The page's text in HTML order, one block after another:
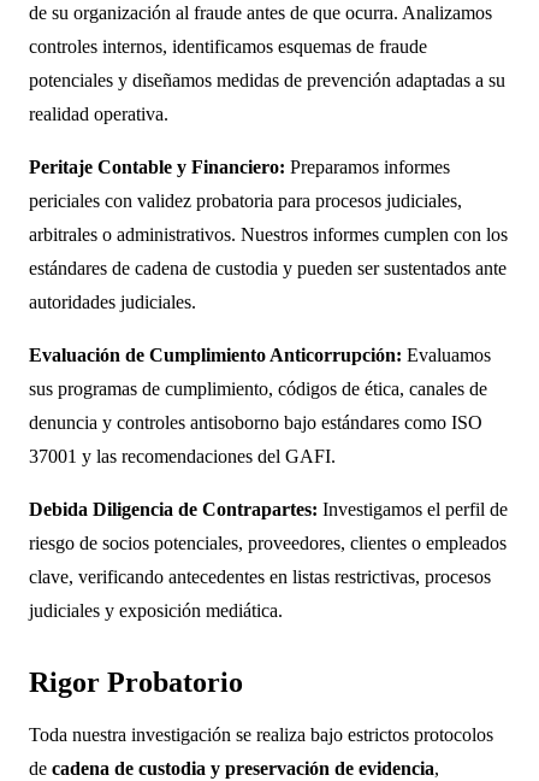
de su organización al fraude antes de que ocurra. Analizamos
controles internos, identificamos esquemas de fraude
potenciales y diseñamos medidas de prevención adaptadas a su
realidad operativa.
Peritaje Contable y Financiero: Preparamos informes
periciales con validez probatoria para procesos judiciales,
arbitrales o administrativos. Nuestros informes cumplen con los
estándares de cadena de custodia y pueden ser sustentados ante
autoridades judiciales.
Evaluación de Cumplimiento Anticorrupción: Evaluamos
sus programas de cumplimiento, códigos de ética, canales de
denuncia y controles antisoborno bajo estándares como ISO
37001 y las recomendaciones del GAFI.
Debida Diligencia de Contrapartes: Investigamos el perfil de
riesgo de socios potenciales, proveedores, clientes o empleados
clave, verificando antecedentes en listas restrictivas, procesos
judiciales y exposición mediática.
Rigor Probatorio
Toda nuestra investigación se realiza bajo estrictos protocolos
de cadena de custodia y preservación de evidencia,